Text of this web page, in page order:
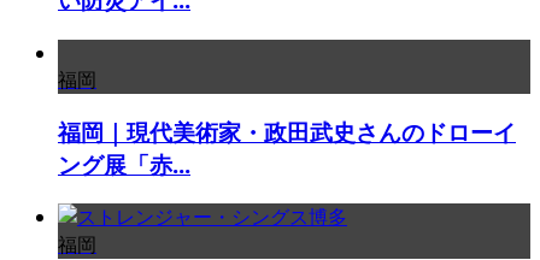
福岡
福岡｜現代美術家・政田武史さんのドローイ
ング展「赤...
福岡